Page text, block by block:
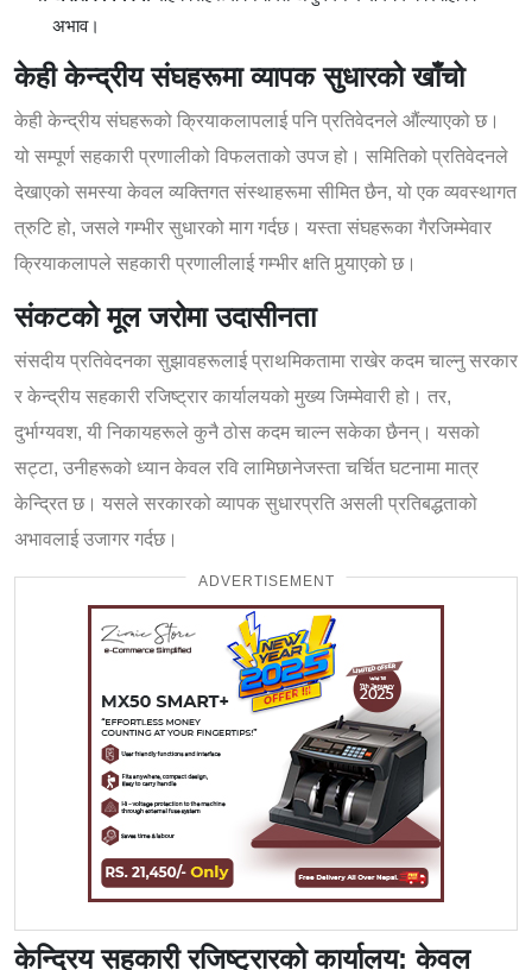
अभाव।
केही केन्द्रीय संघहरूमा व्यापक सुधारको खाँचो
केही केन्द्रीय संघहरूको क्रियाकलापलाई पनि प्रतिवेदनले औंल्याएको छ।
यो सम्पूर्ण सहकारी प्रणालीको विफलताको उपज हो। समितिको प्रतिवेदनले
देखाएको समस्या केवल व्यक्तिगत संस्थाहरूमा सीमित छैन, यो एक व्यवस्थागत
त्रुटि हो, जसले गम्भीर सुधारको माग गर्दछ। यस्ता संघहरूका गैरजिम्मेवार
क्रियाकलापले सहकारी प्रणालीलाई गम्भीर क्षति पुर्‍याएको छ।
संकटको मूल जरोमा उदासीनता
संसदीय प्रतिवेदनका सुझावहरूलाई प्राथमिकतामा राखेर कदम चाल्नु सरकार
र केन्द्रीय सहकारी रजिष्ट्रार कार्यालयको मुख्य जिम्मेवारी हो। तर,
दुर्भाग्यवश, यी निकायहरूले कुनै ठोस कदम चाल्न सकेका छैनन्। यसको
सट्टा, उनीहरूको ध्यान केवल रवि लामिछानेजस्ता चर्चित घटनामा मात्र
केन्द्रित छ। यसले सरकारको व्यापक सुधारप्रति असली प्रतिबद्धताको
अभावलाई उजागर गर्दछ।
ADVERTISEMENT
केन्द्रिय सहकारी रजिष्ट्रारको कार्यालय: केवल